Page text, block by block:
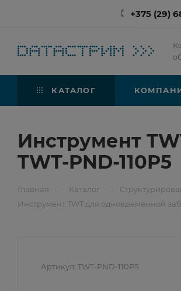
+375 (29)
КАТАЛОГ
Инструмент
TWT-PND-110P5
Главная Каталог
Инструмент TWT для одновременной
Артикул: TWT-PND-110P5